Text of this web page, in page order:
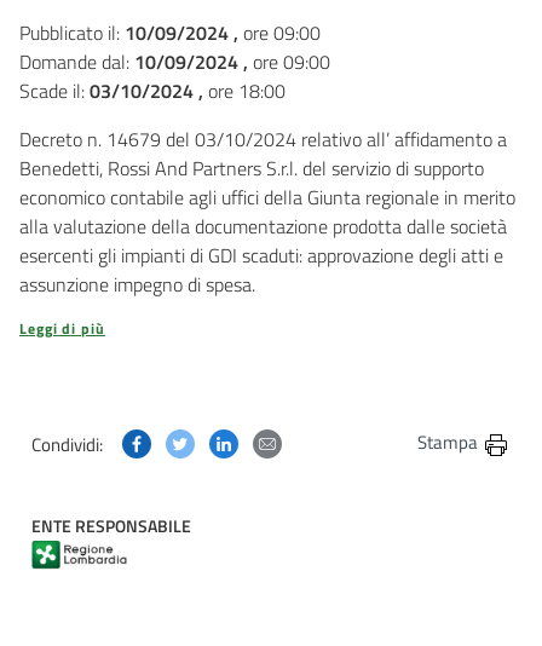
Pubblicato il: 10/09/2024 , ore 09:00
Domande dal: 10/09/2024 , ore 09:00
Scade il:03/10/2024 , ore 18:00
Decreto n. 14679 del 03/10/2024 relativo all’ affidamento a
Benedetti, Rossi And Partners S.r.l. del servizio di supporto
economico contabile agli uffici della Giunta regionale in merito
alla valutazione della documentazione prodotta dalle società
esercenti gli impianti di GDI scaduti: approvazione degli atti e
assunzione impegno di spesa.
Leggi di più
Condividi: Condividi questa pagina su Facebook
Condividi questa pagina su Twitter
Condividi questa pagina su Linkedin
Condividi questa pagina via
Stampa
ENTE RESPONSABILE